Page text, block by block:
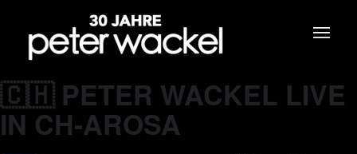
🇨🇭 PETER WACKEL LIVE
IN CH-AROSA